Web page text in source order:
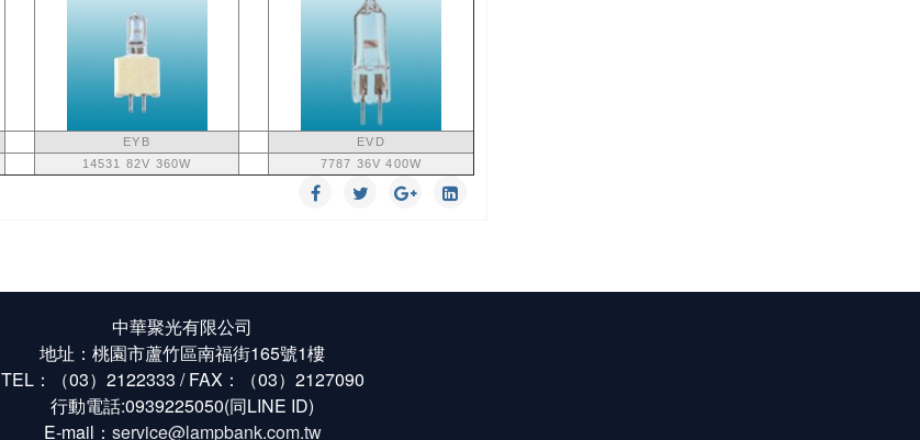
EYB
EVD
14531 82V 360W 7787 36V 400W
中華聚光有限公司
地址：桃園市蘆竹區南福街165號1樓
TEL：（03）2122333 / FAX：（03）2127090
行動電話:0939225050(同LINE ID)
E-mail： service@lampbank.com.tw